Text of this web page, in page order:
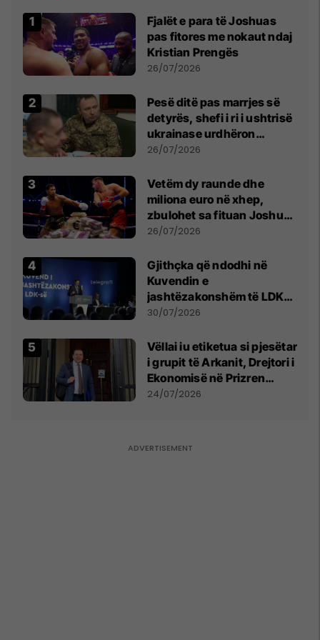
Fjalët e para të Joshuas
pas fitores me nokaut ndaj
Kristian Prengës
26/07/2026
Pesë ditë pas marrjes së
detyrës, shefi i ri i ushtrisë
ukrainase urdhëron
kontroll të madh
26/07/2026
Vetëm dy raunde dhe
miliona euro në xhep,
zbulohet sa fituan Joshua
e Prenga
26/07/2026
Gjithçka që ndodhi në
Kuvendin e
jashtëzakonshëm të LDK-
së
30/07/2026
Vëllai iu etiketua si pjesëtar
i grupit të Arkanit, Drejtori i
Ekonomisë në Prizren
mohon pretendimet
24/07/2026